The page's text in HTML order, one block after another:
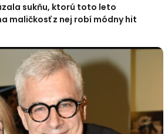
sukňu, ktorú toto leto
maličkosť z nej robí módny hit